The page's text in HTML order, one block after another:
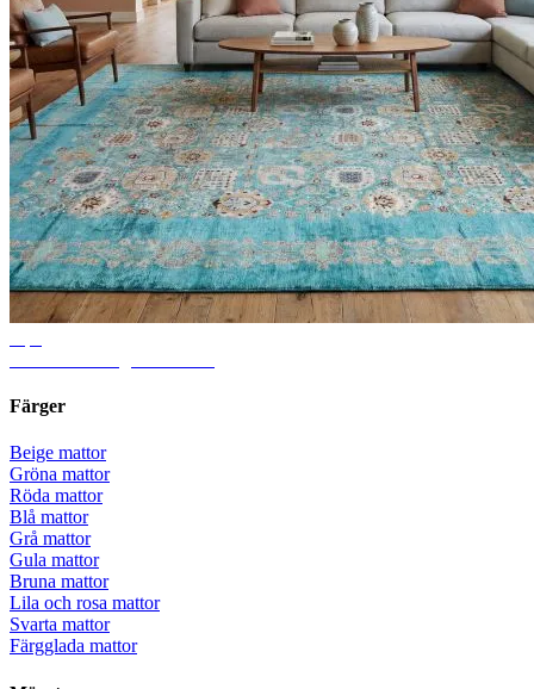
Färger
Beige mattor
Gröna mattor
Röda mattor
Blå mattor
Grå mattor
Gula mattor
Bruna mattor
Lila och rosa mattor
Svarta mattor
Färgglada mattor